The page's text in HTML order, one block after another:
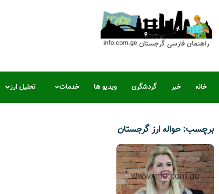
خانه خبر گردشگری ویدیو ها خدمات تحلیل ارز
برچسب: حواله ارز گرجستان